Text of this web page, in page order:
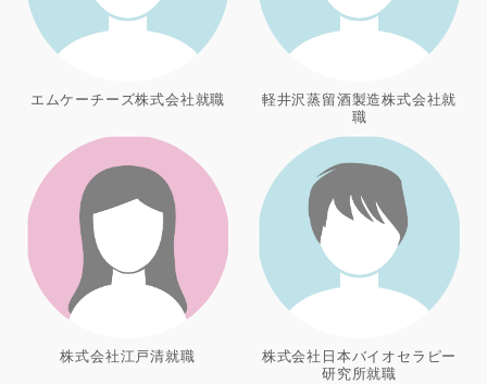
エムケーチーズ株式会社就職
軽井沢蒸留酒製造株式会社就
職
株式会社江戸清就職
株式会社日本バイオセラピー
研究所就職